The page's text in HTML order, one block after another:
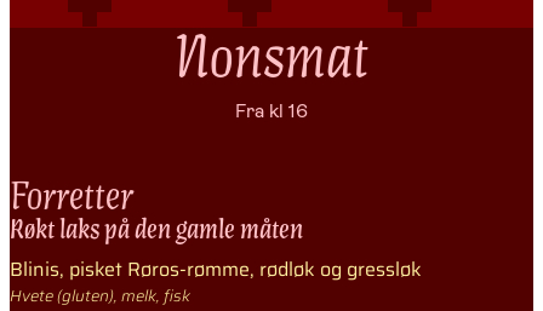
Nonsmat
Fra kl 16
Forretter
Røkt laks på den gamle måten
Blinis, pisket Røros-rømme, rødløk og gressløk
Hvete (gluten), melk, fisk